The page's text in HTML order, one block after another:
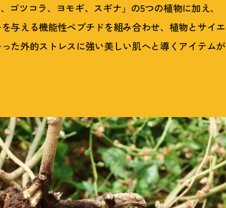
ゴツコラ、ヨモギ、スギナ」の5つの植物に加え、
与える機能性ペプチドを組み合わせ、植物とサイエ
た外的ストレスに強い美しい肌へと導くアイテムが